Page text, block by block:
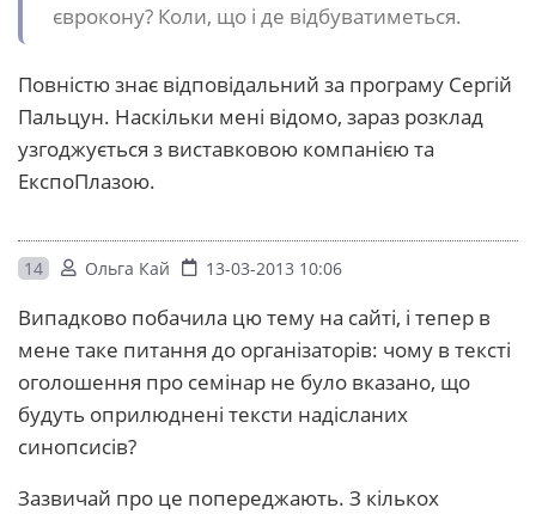
єврокону? Коли, що і де відбуватиметься.
Повністю знає відповідальний за програму Сергій
Пальцун. Наскільки мені відомо, зараз розклад
узгоджується з виставковою компанією та
ЕкспоПлазою.
14 Ольга Кай 13-03-2013 10:06
Випадково побачила цю тему на сайті, і тепер в
мене таке питання до організаторів: чому в тексті
оголошення про семінар не було вказано, що
будуть оприлюднені тексти надісланих
синопсисів?
Зазвичай про це попереджають. З кількох